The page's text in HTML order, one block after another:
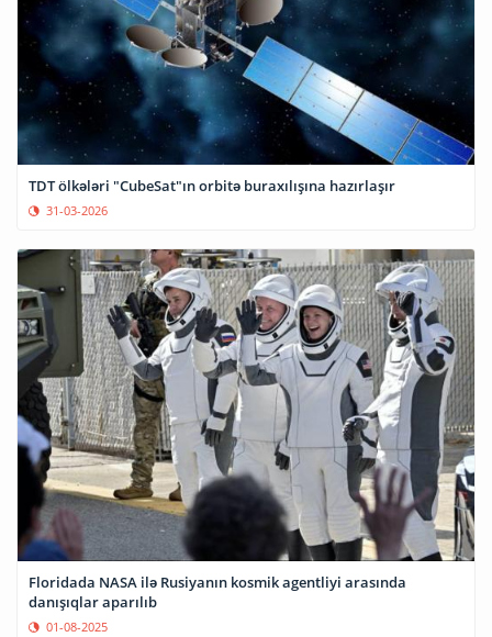
TDT ölkələri "CubeSat"ın orbitə buraxılışına hazırlaşır
31-03-2026
Floridada NASA ilə Rusiyanın kosmik agentliyi arasında
danışıqlar aparılıb
01-08-2025